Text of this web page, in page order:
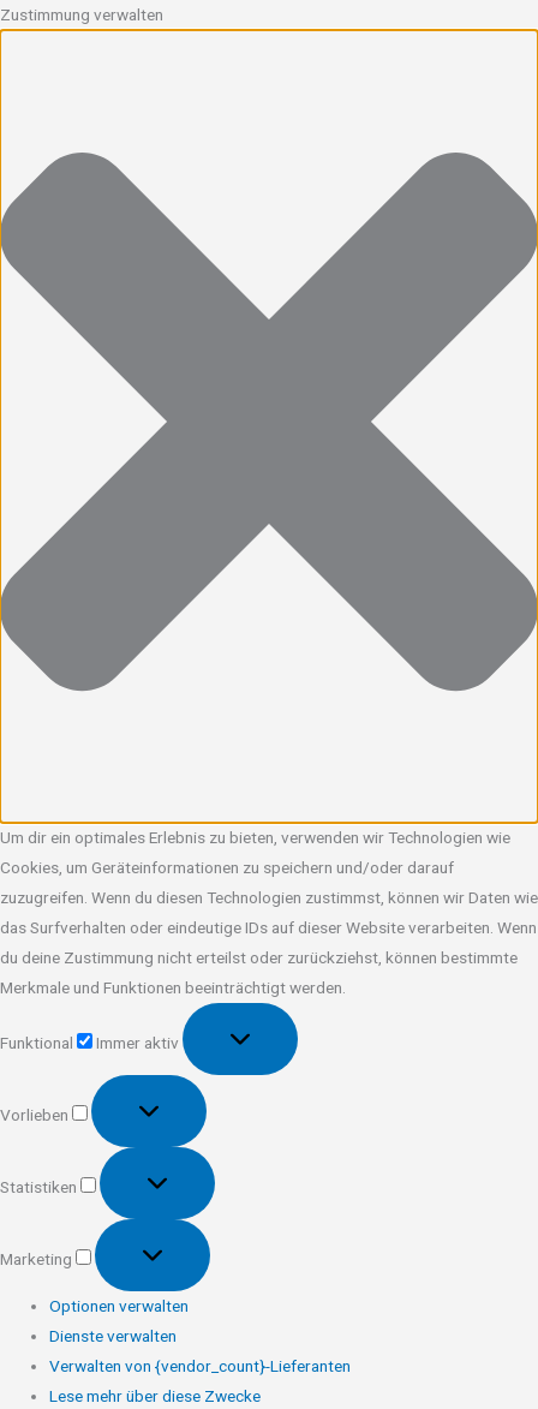
Zustimmung verwalten
Um dir ein optimales Erlebnis zu bieten, verwenden wir Technologien wie
Cookies, um Geräteinformationen zu speichern und/oder darauf
zuzugreifen. Wenn du diesen Technologien zustimmst, können wir Daten wie
das Surfverhalten oder eindeutige IDs auf dieser Website verarbeiten. Wenn
du deine Zustimmung nicht erteilst oder zurückziehst, können bestimmte
Merkmale und Funktionen beeinträchtigt werden.
Funktional
Immer aktiv
Vorlieben
Vorlieben
Statistiken
Statistiken
Marketing
Marketing
Optionen verwalten
Dienste verwalten
Verwalten von {vendor_count}-Lieferanten
Lese mehr über diese Zwecke